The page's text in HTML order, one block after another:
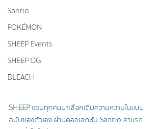
Sanrio
POKÉMON
SHEEP Events
SHEEP OG
BLEACH
SHEEP ชวนทุกคนมาเลือกเติมความหวานในแบบ
ฉบับของตัวเอง ผ่านคอลเลกชัน Sanrio คาแรก